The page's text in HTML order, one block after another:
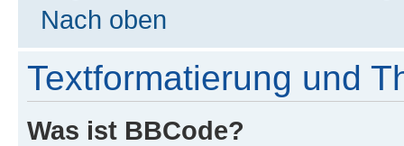
Nach oben
Textformatierung und
Was ist BBCode?